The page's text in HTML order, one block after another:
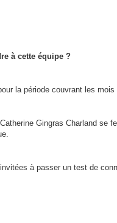
à cette équipe ?
la période couvrant les
Gingras Charland se
à passer un test de